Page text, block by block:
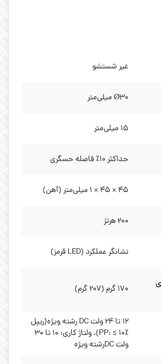
غیر شستشو
Ø30 میلی‌متر
۱۵ میلی‌متر
حداکثر 10٪ فاصله حسگری
45 × 45 × 1 میلی‌متر (آهن)
۲۰۰ هرتز
نشانگر عملکرد (LED قرمز)
۱۷۰ گرم (۲۰۷ گرم)
۱۲ تا ۲۴ ولت DC رشته ویژه(ریپل
PP: ≤ ۱۰٪)، ولتاژ کاری: ۱۰ تا ۳۰
ولت DCرشته ویژه